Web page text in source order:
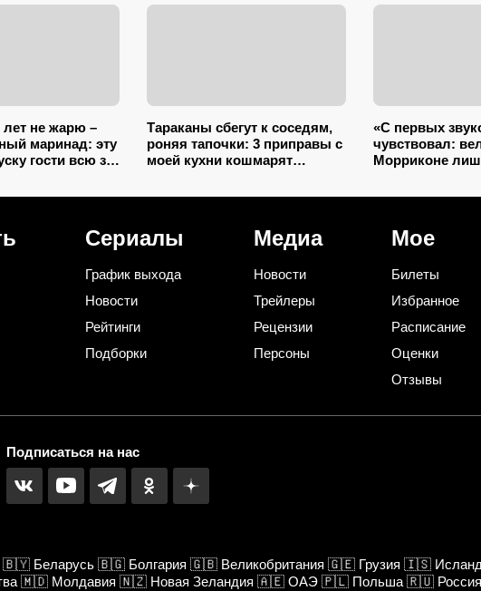
лет не жарю –
маринад: эту
гости всю за
Тараканы сбегут к соседям,
роняя тапочки: 3 приправы с
моей кухни кошмарят
«С первых
чувствовал:
Морриконе
Сериалы
График выхода
Новости
Рейтинги
Подборки
Медиа
Новости
Трейлеры
Рецензии
Персоны
Мое
Билеты
Избранное
Расписание
Оценки
Отзывы
Подписаться на нас
🇧🇾 Беларусь 🇧🇬 Болгария 🇬🇧 Великобритания 🇬🇪 Грузия 🇮🇸
🇲🇩 Молдавия 🇳🇿 Новая Зеландия 🇦🇪 ОАЭ 🇵🇱 Польша 🇷🇺 Россия